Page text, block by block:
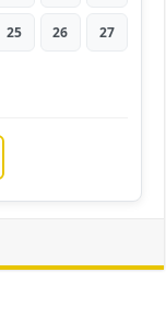
25 26 27